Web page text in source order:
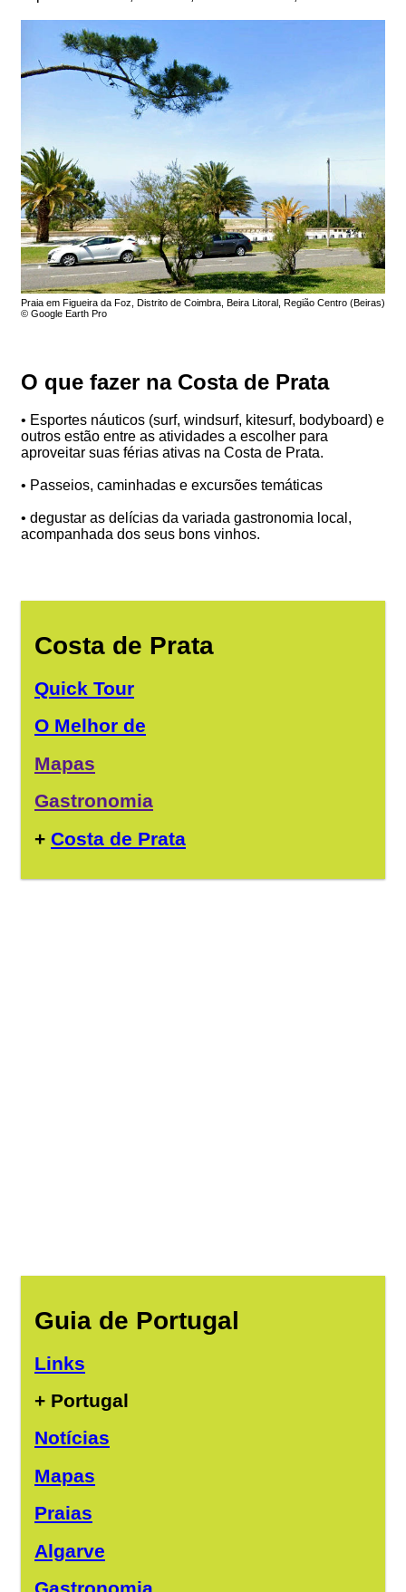
Praia em Figueira da Foz, Distrito de Coimbra, Beira Litoral, Região Centro (Beiras)
© Google Earth Pro
O que fazer na Costa de Prata
• Esportes náuticos (surf, windsurf, kitesurf, bodyboard) e
outros estão entre as atividades a escolher para
aproveitar suas férias ativas na Costa de Prata.
• Passeios, caminhadas e excursões temáticas
• degustar as delícias da variada gastronomia local,
acompanhada dos seus bons vinhos.
Costa de Prata
Quick Tour
O Melhor de
Mapas
Gastronomia
+ Costa de Prata
Guia de Portugal
Links
+ Portugal
Notícias
Mapas
Praias
Algarve